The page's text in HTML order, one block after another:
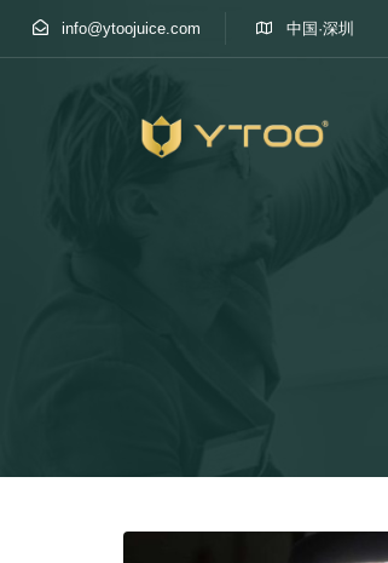
info@ytoojuice.com 中国·深圳